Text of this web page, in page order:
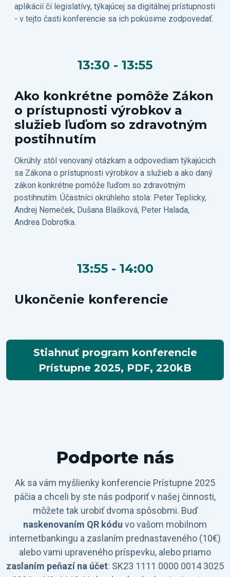
aplikácií či legislatívy, týkajúcej sa digitálnej prístupnosti
- v tejto časti konferencie sa ich pokúsime zodpovedať.
13:30 - 13:55
Ako konkrétne pomôže Zákon
o prístupnosti výrobkov a
služieb ľuďom so zdravotným
postihnutím
Okrúhly stôl venovaný otázkam a odpovediam týkajúcich
sa Zákona o prístupnosti výrobkov a služieb a ako daný
zákon konkrétne pomôže ľuďom so zdravotným
postihnutím. Účastníci okrúhleho stola: Peter Teplicky,
Andrej Nemeček, Dušana Blašková, Peter Halada,
Andrea Dobrotka.
13:55 - 14:00
Ukončenie konferencie
Stiahnuť program konferencie
Prístupne 2025, PDF, 220kB
Podporte nás
Ak sa vám myšlienky konferencie Prístupne 2025
páčia a chceli by ste nás podporiť v našej činnosti,
môžete tak urobiť dvoma spôsobmi. Buď
naskenovaním QR kódu vo vašom mobilnom
internetbankingu a zaslaním prednastaveného (10€)
alebo vami upraveného príspevku, alebo priamo
zaslaním peňazí na účet: SK23 1111 0000 0014 3025